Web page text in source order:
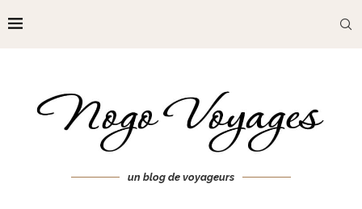
un blog de voyageurs